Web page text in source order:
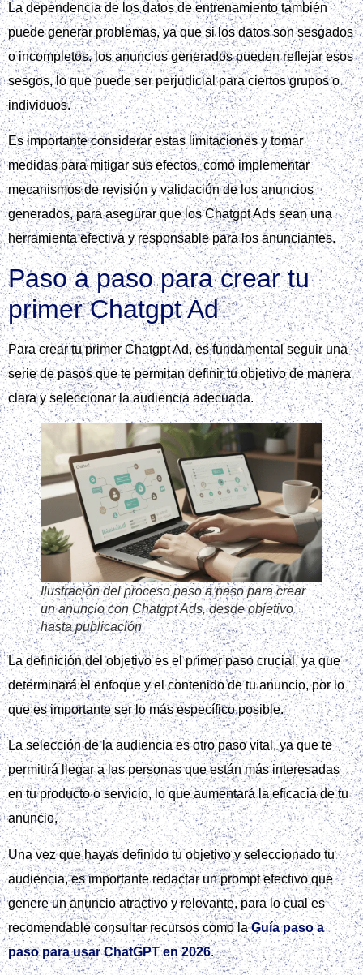
La dependencia de los datos de entrenamiento también
puede generar problemas, ya que si los datos son sesgados
o incompletos, los anuncios generados pueden reflejar esos
sesgos, lo que puede ser perjudicial para ciertos grupos o
individuos.
Es importante considerar estas limitaciones y tomar
medidas para mitigar sus efectos, como implementar
mecanismos de revisión y validación de los anuncios
generados, para asegurar que los Chatgpt Ads sean una
herramienta efectiva y responsable para los anunciantes.
Paso a paso para crear tu
primer Chatgpt Ad
Para crear tu primer Chatgpt Ad, es fundamental seguir una
serie de pasos que te permitan definir tu objetivo de manera
clara y seleccionar la audiencia adecuada.
Ilustración del proceso paso a paso para crear
un anuncio con Chatgpt Ads, desde objetivo
hasta publicación
La definición del objetivo es el primer paso crucial, ya que
determinará el enfoque y el contenido de tu anuncio, por lo
que es importante ser lo más específico posible.
La selección de la audiencia es otro paso vital, ya que te
permitirá llegar a las personas que están más interesadas
en tu producto o servicio, lo que aumentará la eficacia de tu
anuncio.
Una vez que hayas definido tu objetivo y seleccionado tu
audiencia, es importante redactar un prompt efectivo que
genere un anuncio atractivo y relevante, para lo cual es
recomendable consultar recursos como laGuía paso a
paso para usar ChatGPT en 2026.